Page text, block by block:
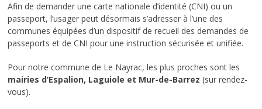
Afin de demander une carte nationale d’identité (CNI) ou un
passeport, l’usager peut désormais s’adresser à l’une des
communes équipées d’un dispositif de recueil des demandes de
passeports et de CNI pour une instruction sécurisée et unifiée.
Pour notre commune de Le Nayrac, les plus proches sont les
mairies d’Espalion, Laguiole et Mur-de-Barrez (sur rendez-
vous).